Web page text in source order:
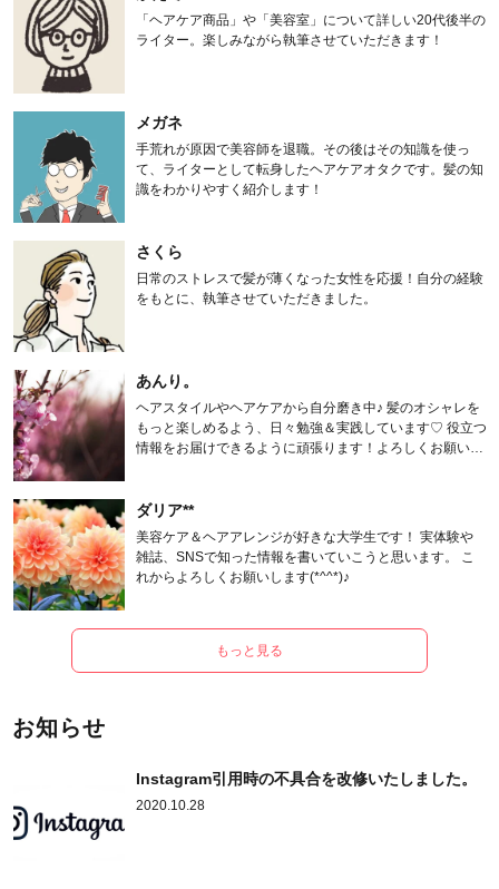
「ヘアケア商品」や「美容室」について詳しい20代後半の
ライター。楽しみながら執筆させていただきます！
メガネ
手荒れが原因で美容師を退職。その後はその知識を使っ
て、ライターとして転身したヘアケアオタクです。髪の知
識をわかりやすく紹介します！
さくら
日常のストレスで髪が薄くなった女性を応援！自分の経験
をもとに、執筆させていただきました。
あんり。
ヘアスタイルやヘアケアから自分磨き中♪ 髪のオシャレを
もっと楽しめるよう、日々勉強＆実践しています♡ 役立つ
情報をお届けできるように頑張ります！よろしくお願いし
ダリア**
美容ケア＆ヘアアレンジが好きな大学生です！ 実体験や
雑誌、SNSで知った情報を書いていこうと思います。 こ
れからよろしくお願いします(*^^*)♪
もっと見る
お知らせ
Instagram引用時の不具合を改修いたしました。
2020.10.28